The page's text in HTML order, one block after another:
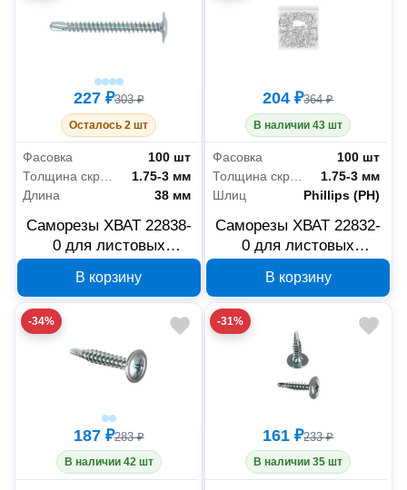
227 ₽303 ₽
Осталось 2 шт
Фасовка
100 шт
1.75-3 мм
Длина
38 мм
Саморезы ХВАТ 22838-
0 для листовых
x 38 мм, 100 шт
В корзину
204 ₽364 ₽
В наличии 43 шт
Фасовка
100 шт
Толщина скрепляемых материалов
1.75-3 мм
Шлиц
Phillips (PH)
Саморезы ХВАТ 22832-
0 для листовых
x 32 мм, 100 шт
В корзину
-34%
187 ₽283 ₽
В наличии 42 шт
-31%
161 ₽233 ₽
В наличии 35 шт